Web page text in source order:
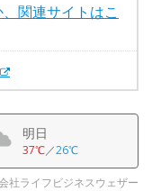
関連サイトはこ
明日
37℃／26℃
社ライフビジネスウェザー